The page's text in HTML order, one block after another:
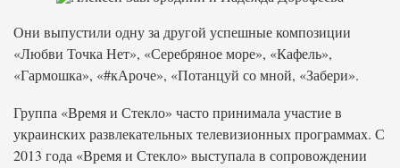
Они выпустили одну за другой успешные композиции
«Любви Точка Нет», «Серебряное море», «Кафель»,
«Гармошка», «#кАроче», «Потанцуй со мной, «Забери».
Группа «Время и Стекло» часто принимала участие в
украинских развлекательных телевизионных программах. С
2013 года «Время и Стекло» выступала в сопровождении